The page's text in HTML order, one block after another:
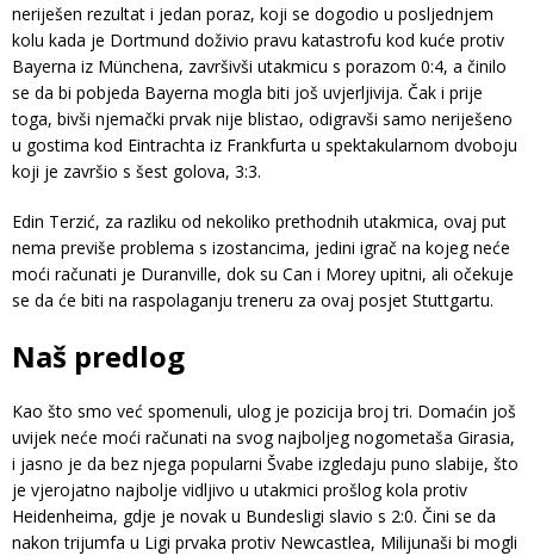
neriješen rezultat i jedan poraz, koji se dogodio u posljednjem
kolu kada je Dortmund doživio pravu katastrofu kod kuće protiv
Bayerna iz Münchena, završivši utakmicu s porazom 0:4, a činilo
se da bi pobjeda Bayerna mogla biti još uvjerljivija. Čak i prije
toga, bivši njemački prvak nije blistao, odigravši samo neriješeno
u gostima kod Eintrachta iz Frankfurta u spektakularnom dvoboju
koji je završio s šest golova, 3:3.
Edin Terzić, za razliku od nekoliko prethodnih utakmica, ovaj put
nema previše problema s izostancima, jedini igrač na kojeg neće
moći računati je Duranville, dok su Can i Morey upitni, ali očekuje
se da će biti na raspolaganju treneru za ovaj posjet Stuttgartu.
Naš predlog
Kao što smo već spomenuli, ulog je pozicija broj tri. Domaćin još
uvijek neće moći računati na svog najboljeg nogometaša Girasia,
i jasno je da bez njega popularni Švabe izgledaju puno slabije, što
je vjerojatno najbolje vidljivo u utakmici prošlog kola protiv
Heidenheima, gdje je novak u Bundesligi slavio s 2:0. Čini se da
nakon trijumfa u Ligi prvaka protiv Newcastlea, Milijunaši bi mogli